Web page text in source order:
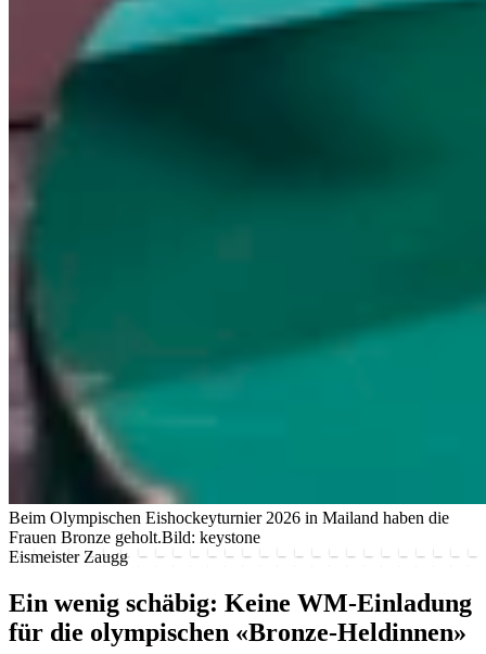
Beim Olympischen Eishockeyturnier 2026 in Mailand haben die
Frauen Bronze geholt.Bild: keystone
Eismeister Zaugg
Ein wenig schäbig: Keine WM-Einladung
für die olympischen «Bronze-Heldinnen»